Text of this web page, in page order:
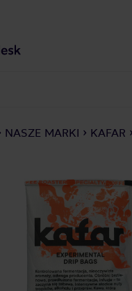
NASZE MARKI KAFAR